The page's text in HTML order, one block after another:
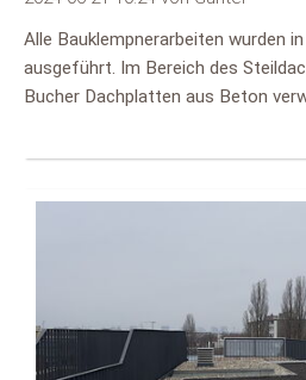
Alle Bauklempnerarbeiten wurden
ausgeführt. Im Bereich des
Bucher Dachplatten aus Beton